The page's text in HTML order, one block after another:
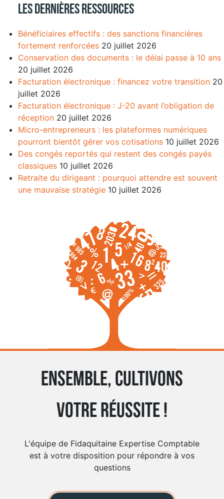
Les dernières ressources
Bénéficiaires effectifs : des sanctions financières
fortement renforcées 20 juillet 2026
Conservation des documents : le délai passe à 10 ans
20 juillet 2026
Facturation électronique : financez votre transition 20
juillet 2026
Facturation électronique : J-20 avant l’obligation de
réception 20 juillet 2026
Micro-entrepreneurs : les plateformes numériques
pourront bientôt gérer vos cotisations 10 juillet 2026
Des congés reportés qui restent des congés payés
classiques 10 juillet 2026
Retraite du dirigeant : pourquoi attendre est souvent
une mauvaise stratégie 10 juillet 2026
Ensemble, cultivons
votre réussite !
L'équipe de Fidaquitaine Expertise Comptable
est à votre disposition pour répondre à vos
questions